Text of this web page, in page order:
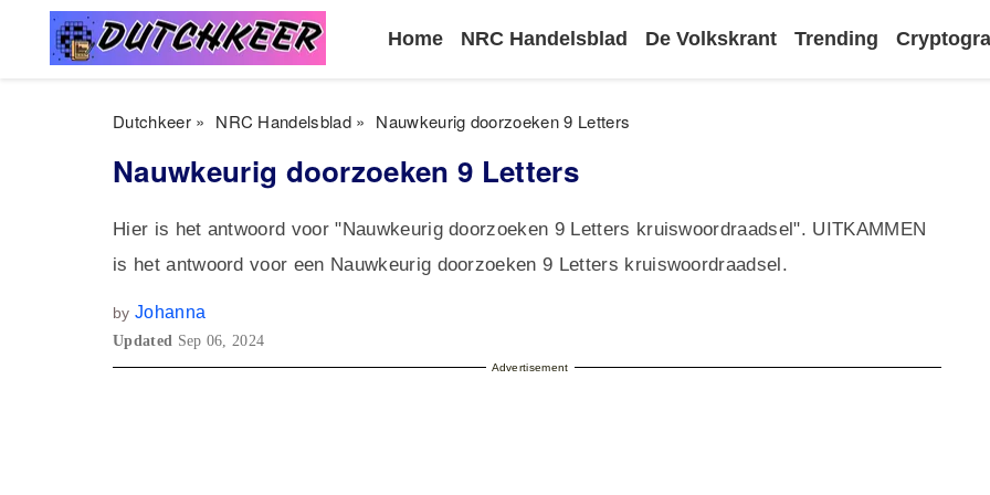
Home NRC Handelsblad De Volkskrant Trending
Dutchkeer» NRC Handelsblad » Nauwkeurig doorzoeken 9 Letters
Nauwkeurig doorzoeken 9 Letters
Hier is het antwoord voor "Nauwkeurig doorzoeken 9 Letters kruiswoordraadsel". UITKAMMEN
is het antwoord voor een Nauwkeurig doorzoeken 9 Letters kruiswoordraadsel.
by Johanna
Updated Sep 06, 2024
Advertisement